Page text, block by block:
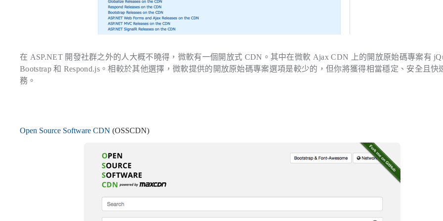
在 ASP.NET 開發社群之外的人大概不曉得，微軟有一個開放式 CDN。其中在微軟 Ajax CDN 上的開放原始碼專案有
Bootstrap 和 Respond.js。相較於其他選擇，微軟提供的開放原始碼專案選項是較少的，但你將獲得相當穩定、安全且快
務。
Open Source Software CDN (OSSCDN)